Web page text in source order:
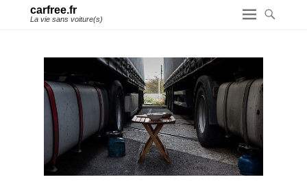
carfree.fr
La vie sans voiture(s)